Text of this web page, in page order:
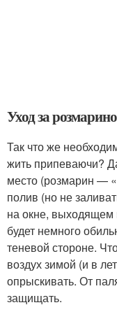
Уход за
Так что же
жить припеваючи?
место (розмарин —
полив (но не
на окне, выходящем
будет немного
теневой стороне.
воздух зимой (и в
опрыскивать. От
защищать.